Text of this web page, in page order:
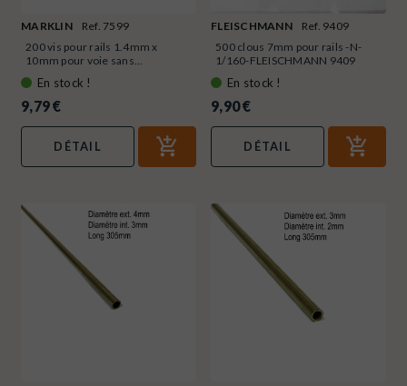
MARKLIN
Ref. 7599
200 vis pour rails 1.4mm x
10mm pour voie sans...
En stock !
9,79 €
DÉTAIL
FLEISCHMANN
Ref. 9409
500 clous 7mm pour rails -N-
1/160-FLEISCHMANN 9409
En stock !
9,90 €
DÉTAIL